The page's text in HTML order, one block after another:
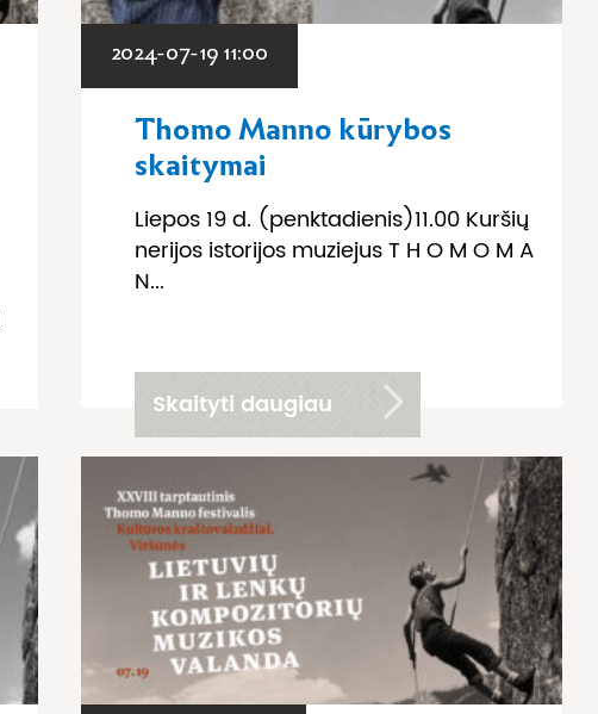
2024-07-19 11:00
Thomo Manno kūrybos
skaitymai
Liepos 19 d. (penktadienis)11.00 Kuršių
nerijos istorijos muziejus T H O M O M A
N...
Skaityti daugiau